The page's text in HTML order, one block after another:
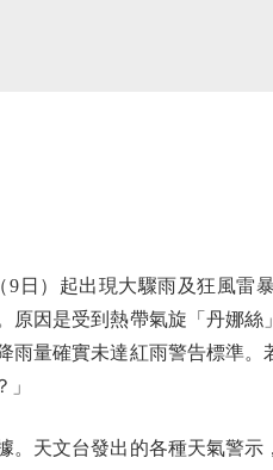
）起出現大驟雨及狂風雷暴
因是受到熱帶氣旋「丹娜
量確實未達紅雨警告標準。
文台發出的各種天氣警示